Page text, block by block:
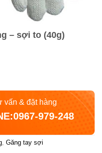
– sợi to (40g)
vấn & đặt hàng
979-248
Găng tay sợi